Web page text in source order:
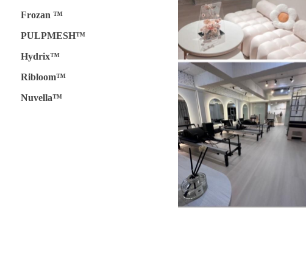
Frozan ™
PULPMESH™
Hydrix™
Ribloom™
Nuvella™